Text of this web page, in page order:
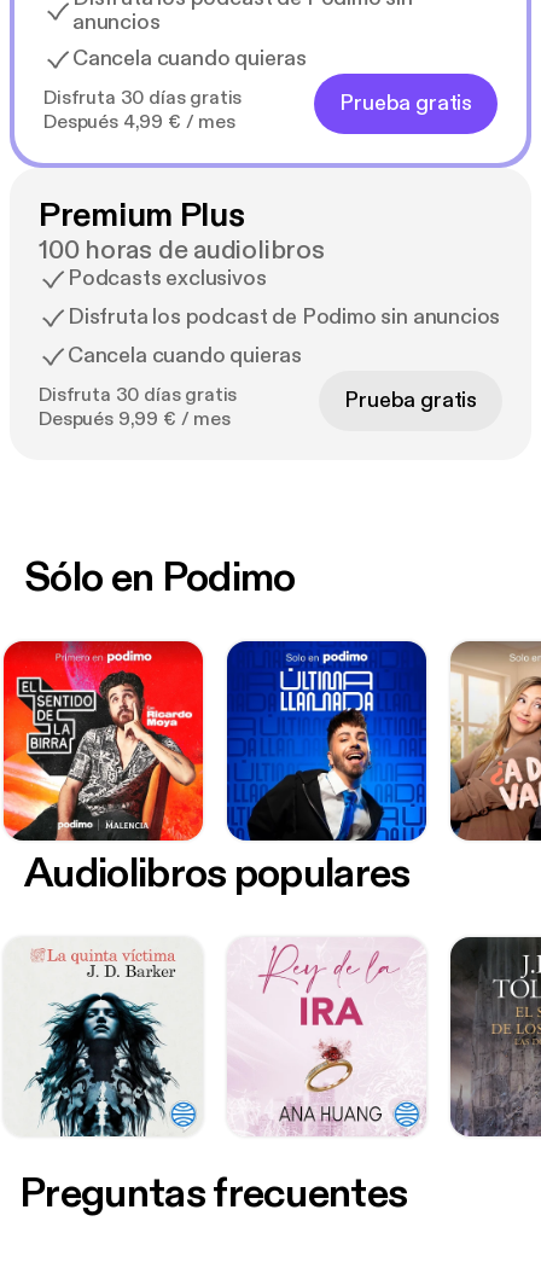
anuncios
Cancela cuando quieras
Disfruta 30 días gratis
Después 4,99 € / mes
Prueba gratis
Premium Plus
100 horas de audiolibros
Podcasts exclusivos
Disfruta los podcast de Podimo sin anuncios
Cancela cuando quieras
Disfruta 30 días gratis
Después 9,99 € / mes
Prueba gratis
Sólo en Podimo
Audiolibros populares
Preguntas frecuentes